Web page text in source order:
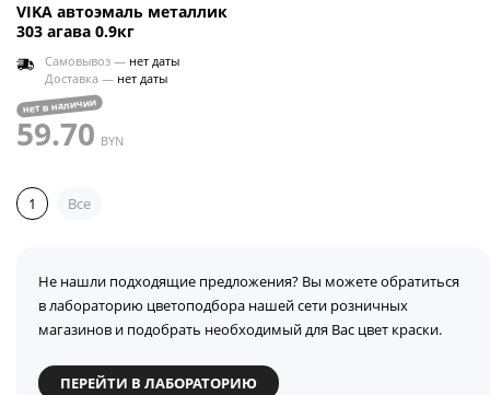
VIKA автоэмаль металлик
303 агава 0.9кг
Самовывоз — нет даты
Доставка — нет даты
нет в наличии
59.70 BYN
1 Все
Не нашли подходящие предложения? Вы можете обратиться
в лабораторию цветоподбора нашей сети розничных
магазинов и подобрать необходимый для Вас цвет краски.
ПЕРЕЙТИ В ЛАБОРАТОРИЮ